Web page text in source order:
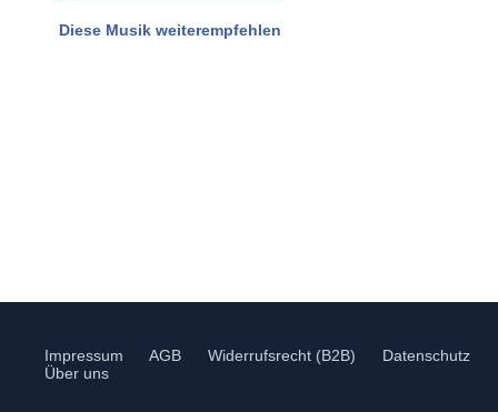
Diese Musik weiterempfehlen
Impressum AGB Widerrufsrecht (B2B) Datenschutz
Über uns